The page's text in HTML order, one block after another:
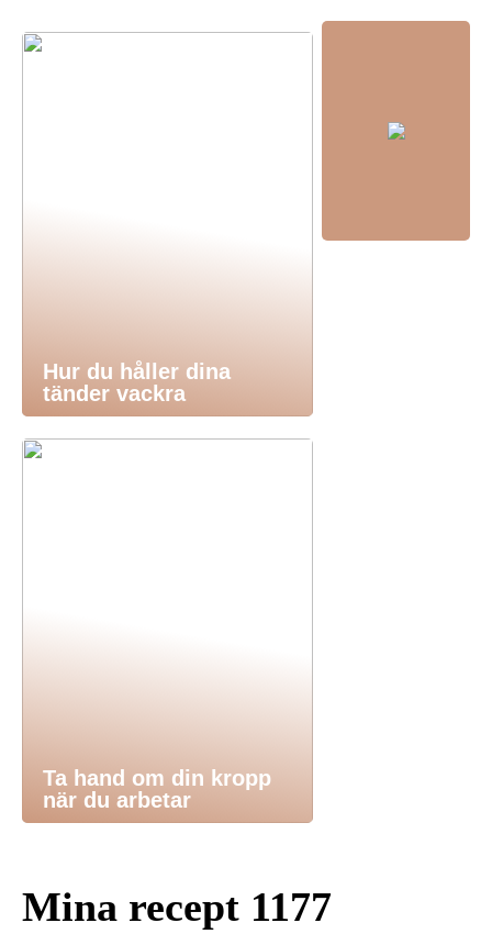
Hur du håller dina
tänder vackra
Ta hand om din kropp
när du arbetar
Mina recept 1177